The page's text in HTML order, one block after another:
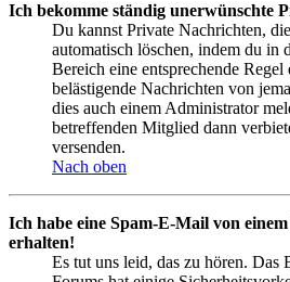
Ich bekomme ständig unerwünschte
Du kannst Private Nachrichten,
automatisch löschen, indem du in
Bereich eine entsprechende Regel
belästigende Nachrichten von
dies auch einem Administrator
betreffenden Mitglied dann
versenden.
Nach oben
Ich habe eine Spam-E-Mail von
erhalten!
Es tut uns leid, das zu hören. Das